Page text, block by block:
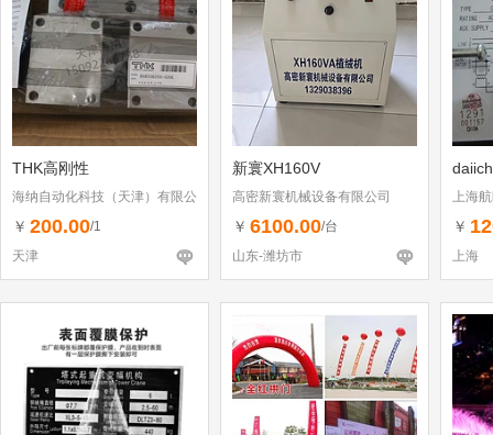
THK高刚性
海纳自动化科技（天津）有限公
司
￥ 200.00/1
天津
新寰XH160V
高密新寰机械设备有限公司
￥ 6100.00/台
山东-潍坊市
上海
￥
上海